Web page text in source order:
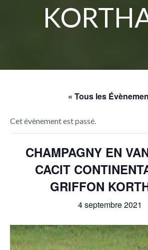
« Tous les
Cet évènement est passé.
CHAMPAGNY EN
CACIT
GRIFFON
4 septembre 2021